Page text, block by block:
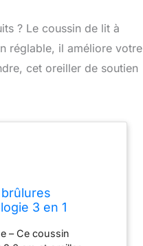
? Le coussin de lit à
réglable, il améliore votre
cet oreiller de soutien
3 en 1
– Ce coussin